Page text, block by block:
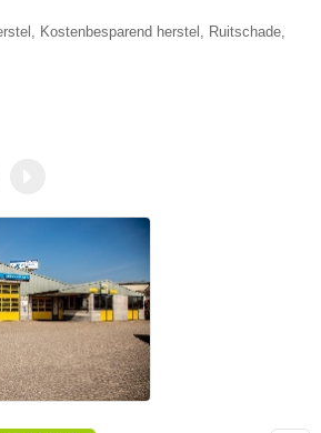
Kostenbesparend herstel, Ruitschade,